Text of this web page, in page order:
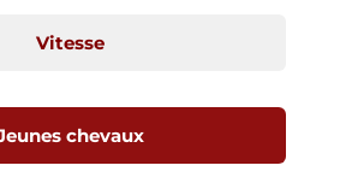
Vitesse
chevaux